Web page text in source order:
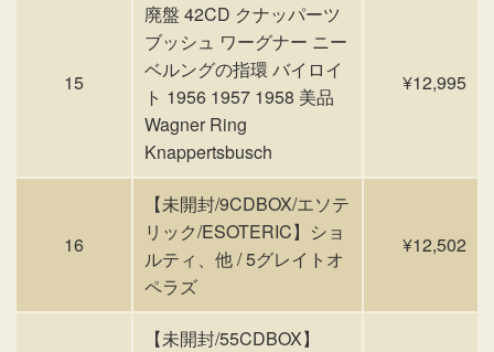
15
廃盤 42CD クナッパーツ
ブッシュ ワーグナー ニー
ベルングの指環 バイロイ
ト 1956 1957 1958 美品
Wagner Ring
Knappertsbusch
¥12,995
16
【未開封/9CDBOX/エソテ
リック/ESOTERIC】ショ
ルティ、他 / 5グレイトオ
ペラズ
¥12,502
【未開封/55CDBOX】